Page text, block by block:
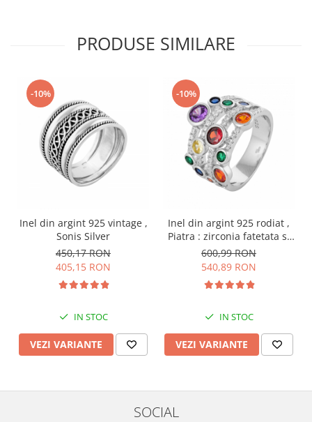
PRODUSE SIMILARE
-10%
Inel din argint 925 vintage ,
Sonis Silver
450,17 RON
405,15 RON
IN STOC
VEZI VARIANTE
-10%
Inel din argint 925 rodiat ,
Piatra : zirconia fatetata si
cubic zirconia , Culoare :
multicolor , Sonis Silver
600,99 RON
540,89 RON
IN STOC
VEZI VARIANTE
SOCIAL